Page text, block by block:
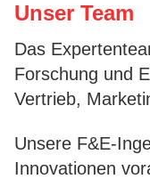
Unser Team
Das
Forschung und
Vertrieb,
Unsere F&E-
Innovationen